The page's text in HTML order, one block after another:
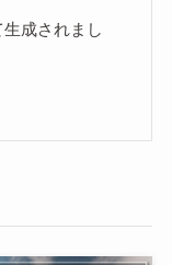
成されまし